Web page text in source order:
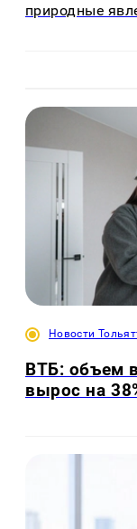
природные
Новости
ВТБ: объем
вырос на